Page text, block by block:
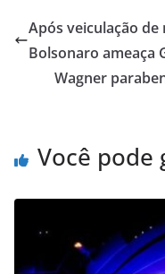
s
A
p
e
b
o
l
Após veiculação
Bolsonaro ameaça
Wagner
Você pode